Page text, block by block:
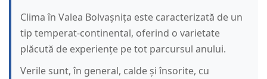
Clima în Valea Bolvașnița este caracterizată de un
tip temperat-continental, oferind o varietate
plăcută de experiențe pe tot parcursul anului.
Verile sunt, în general, calde și însorite, cu